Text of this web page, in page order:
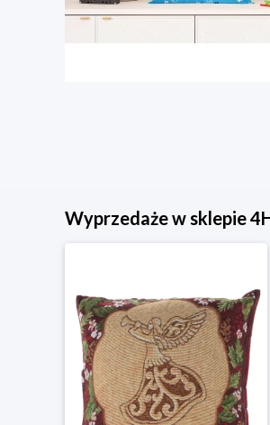
Wyprzedaże w sklepie